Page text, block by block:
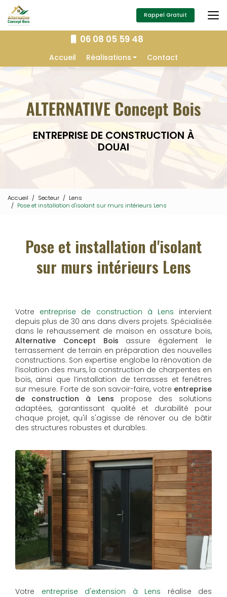
Aller
au
contenu
principal
06 08 05 59 48
Navigation secondaire
Accueil Réalisations
Isolation
Aménagement extérieur
Contact
Rappel Gratuit
ENTREPRISE DE CONSTRUCTION À
DOUAI
Accueil Secteur
Lens
Pose et installation d'isolant sur murs intérieurs Lens
Pose et installation d'isolant
sur murs intérieurs Lens
Votre entreprise de construction à Lens intervient
depuis plus de 30 ans dans divers projets. Spécialisée
dans le rehaussement de maison en ossature bois,
Alternative Concept Bois assure également le
terrassement de terrain en préparation des nouvelles
constructions. Son expertise englobe la rénovation de
l’isolation des murs, la construction de charpentes en
bois, ainsi que l’installation de terrasses et fenêtres
sur mesure. Forte de son savoir-faire, votre entreprise
de construction à Lens propose des solutions
adaptées, garantissant qualité et durabilité pour
chaque projet, qu'il s'agisse de rénover ou de bâtir
des structures robustes et durables.
Votre entreprise d'extension à Lens réalise des